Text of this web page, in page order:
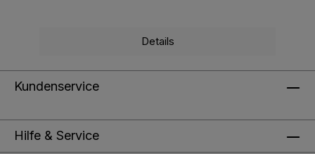
Details
Kundenservice
Hilfe & Service